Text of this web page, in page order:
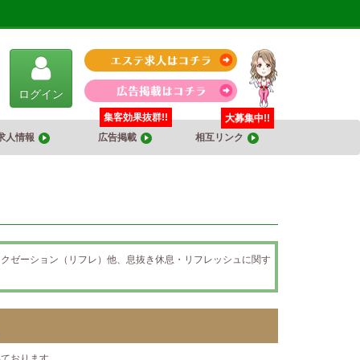
ログイン
人情報 広告掲載
集客効果抜群!!
相互リンク
大募集中!!
ゼーション（リフレ）他、息抜き休息・リフレッシュに関す